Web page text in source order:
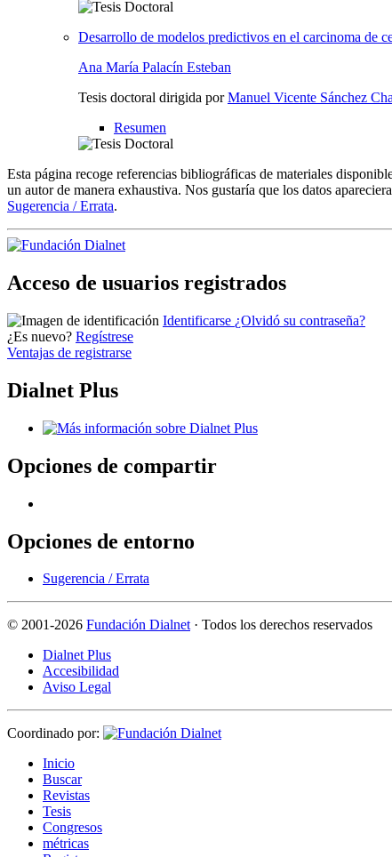
Desarrollo de modelos predictivos en el carcinoma de
Ana María Palacín Esteban
Tesis doctoral dirigida porManuel Vicente Sánchez
Resumen
Esta página recoge referencias bibliográficas de materiales
un autor de manera exhaustiva. Nos gustaría que los datos
Sugerencia / Errata.
Acceso de usuarios registrados
Identificarse ¿Olvidó su contraseña?
¿Es nuevo? Regístrese
Ventajas de registrarse
Dialnet Plus
Opciones de compartir
Opciones de entorno
Sugerencia / Errata
© 2001-2026 Fundación Dialnet· Todos los derechos reservados
Dialnet Plus
Accesibilidad
Aviso Legal
Coordinado por:
Inicio
Buscar
Revistas
Tesis
Congresos
métricas